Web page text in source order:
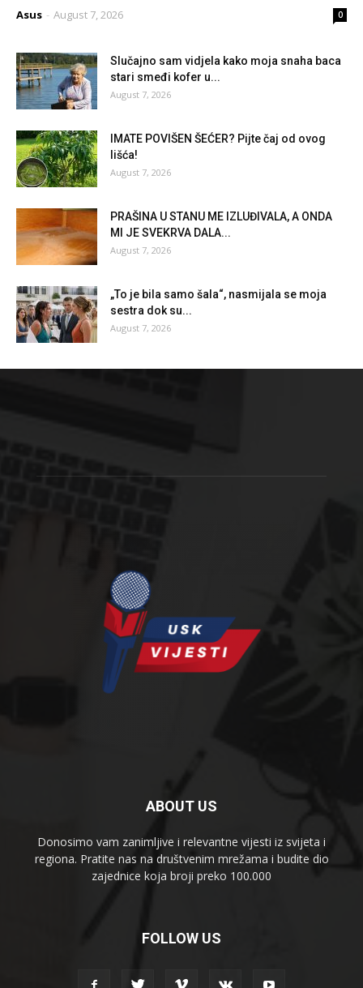
Asus - August 7, 2026 0
Slučajno sam vidjela kako moja snaha baca
stari smeđi kofer u...
August 7, 2026
IMATE POVIŠEN ŠEĆER? Pijte čaj od ovog
lišća!
August 7, 2026
PRAŠINA U STANU ME IZLUĐIVALA, A ONDA
MI JE SVEKRVA DALA...
August 7, 2026
„To je bila samo šala“, nasmijala se moja
sestra dok su...
August 7, 2026
ABOUT US
Donosimo vam zanimljive i relevantne vijesti iz svijeta i
regiona. Pratite nas na društvenim mrežama i budite dio
zajednice koja broji preko 100.000
FOLLOW US